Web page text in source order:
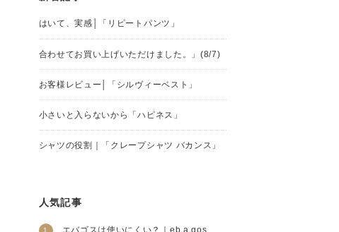
はいて、実感│「リピートパンツ」
合わせてお買い上げいただけました。」(8/7)
お客様レビュー│「シルヴィーベスト」
小さいと入らないから「ハピネス」
シャツの役割｜「クレープシャツ バカンス」
人気記事
エバゴスは使いにくい？｜eb.a.gos